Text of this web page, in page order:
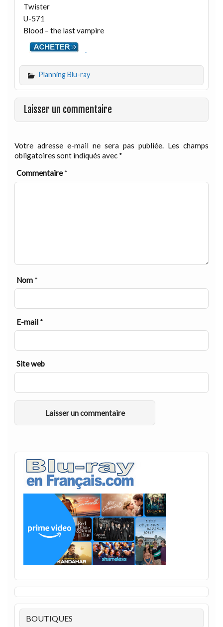
Twister
U-571
Blood – the last vampire
.
Planning Blu-ray
Laisser un commentaire
Votre adresse e-mail ne sera pas publiée. Les champs
obligatoires sont indiqués avec *
Commentaire*
Nom *
E-mail *
Site web
BOUTIQUES